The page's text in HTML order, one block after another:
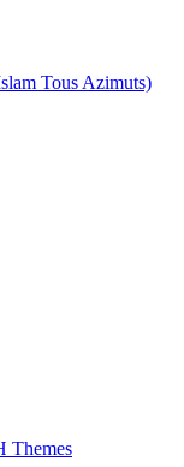
Tous Azimuts)
Themes